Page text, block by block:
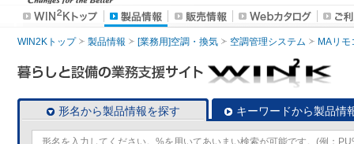
WIN2Kトップ 製品情報 [業務用]空調・換気 空調管理システム MAリモ
形名から製品情報を探す キーワードから製品情